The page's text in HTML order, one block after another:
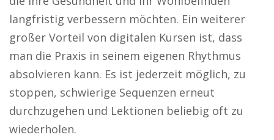
langfristig verbessern möchten. Ein weiterer
großer Vorteil von digitalen Kursen ist, dass
man die Praxis in seinem eigenen Rhythmus
absolvieren kann. Es ist jederzeit möglich, zu
stoppen, schwierige Sequenzen erneut
durchzugehen und Lektionen beliebig oft zu
wiederholen.